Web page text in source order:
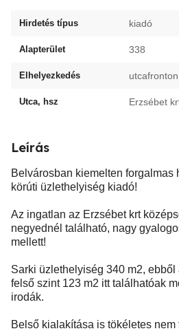
Hirdetés típus kiadó
Alapterület 338
Elhelyezkedés utcafronton
Utca, hsz Erzsébet
Leírás
Belvárosban kiemelten forgalmas
körúti üzlethelyiség kiadó!
Az ingatlan az Erzsébet krt
negyednél található, nagy
mellett!
Sarki üzlethelyiség 340 m2, ebből
felső szint 123 m2 itt találhatóak
irodák.
Belső kialakítása is tökéletes nem